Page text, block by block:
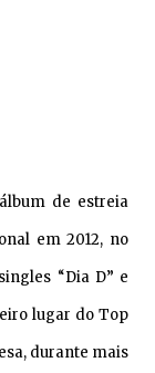
de estreia
em 2012, no
“Dia D” e
lugar do Top
durante mais